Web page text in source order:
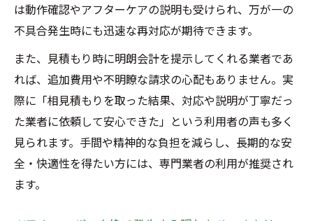
は動作確認やアフターケアの説明も受けられ、万が一の
不具合発生時にも迅速な再対応が期待できます。
また、見積もり時に明朗会計を提示してくれる業者であ
れば、追加費用や不明瞭な請求の心配もありません。実
際に「相見積もりを取った結果、対応や説明が丁寧だっ
た業者に依頼して安心できた」という利用者の声も多く
見られます。手間や精神的な負担を減らし、長期的な安
全・快適性を得たい方には、専門業者の利用が推奨され
ます。